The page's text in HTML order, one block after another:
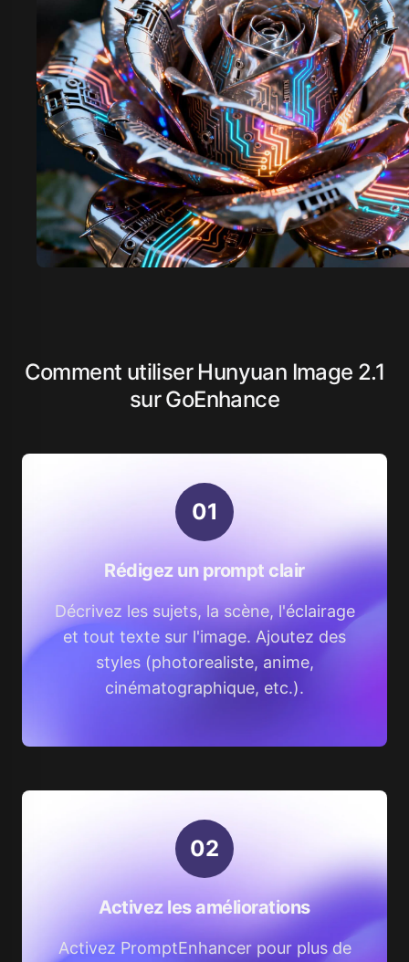
Comment utiliser Hunyuan Image 2.1
sur GoEnhance
01
Rédigez un prompt clair
Décrivez les sujets, la scène, l'éclairage
et tout texte sur l'image. Ajoutez des
styles (photorealiste, anime,
cinématographique, etc.).
02
Activez les améliorations
Activez PromptEnhancer pour plus de